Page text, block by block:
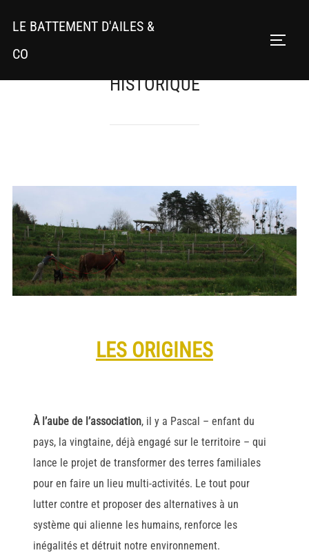
contenu
LE BATTEMENT D'AILES &
CO
HISTORIQUE
LES ORIGINES
À l’aube de l’association, il y a Pascal – enfant du
pays, la vingtaine, déjà engagé sur le territoire – qui
lance le projet de transformer des terres familiales
pour en faire un lieu multi-activités. Le tout pour
lutter contre et proposer des alternatives à un
système qui alienne les humains, renforce les
inégalités et détruit notre environnement.